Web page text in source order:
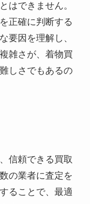
はできません。
正確に判断する
要因を理解し、
雑さが、着物買
しさでもあるの
信頼できる買取
の業者に査定を
ることで、最適